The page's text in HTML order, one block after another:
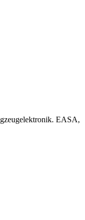
EASA,